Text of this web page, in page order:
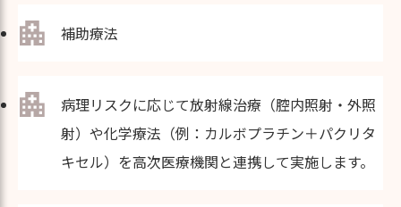
補助療法
病理リスクに応じて放射線治療（腔内照射・外照
射）や化学療法（例：カルボプラチン＋パクリタ
キセル）を高次医療機関と連携して実施します。